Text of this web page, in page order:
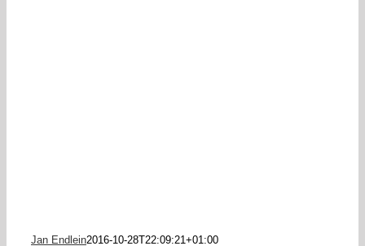
Jan Endlein2016-10-28T22:09:21+01:00